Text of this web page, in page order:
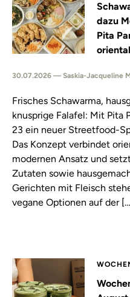
dazu
Pita
30.07.2026 — Saskia-Jacqueline
Frisches Schawarma,
knusprige Falafel: Mit Pita
23 ein neuer Streetfood-
Das Konzept verbindet
modernen Ansatz und
Zutaten sowie
Gerichten mit Fleisch
vegane Optionen auf der